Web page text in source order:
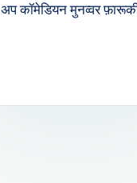
कॉमेडियन मुनव्वर